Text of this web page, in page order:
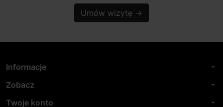
Umów wizytę →
Informacje arrow_drop_down
Zobacz arrow_drop_down
Twoje konto arrow_drop_down